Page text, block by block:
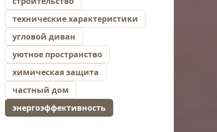
технические характеристики
угловой диван
уютное пространство
химическая защита
частный дом
энергоэффективность